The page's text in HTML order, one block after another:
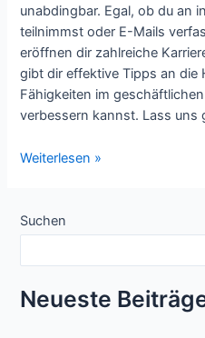
unabdingbar. Egal, ob du an
teilnimmst oder E-Mails
eröffnen dir zahlreiche
gibt dir effektive Tipps an die
Fähigkeiten im
verbessern kannst. Lass
Geschäftliches
»
Tipps
Erfolg
Weiterlesen »
Suchen
Neueste